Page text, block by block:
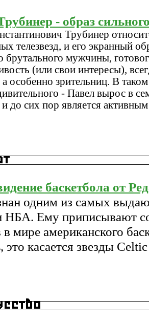
- образ
Трубинер
телезвезд, и его экранный
брутального мужчины,
(или свои интересы),
а особенно зрительниц. В
- Павел вырос в
до сих пор является
баскетбола от
одним из самых
НБА. Ему приписывают
в мире американского
это касается звезды